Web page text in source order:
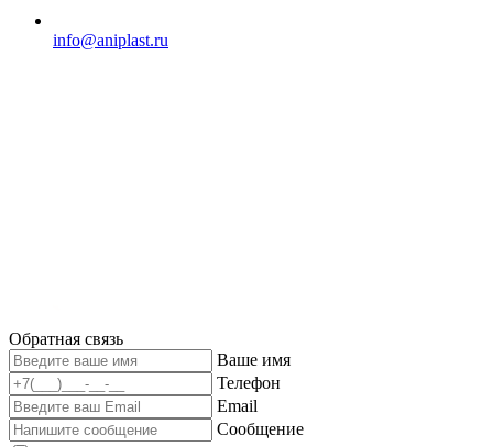
info@aniplast.ru
Обратная связь
Ваше имя
Телефон
Email
Сообщение